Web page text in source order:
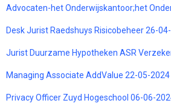
Advocaten-het Onderwijskantoor;het
Desk Jurist Raedshuys Risicobeheer 26-
Jurist Duurzame Hypotheken ASR
Managing Associate AddValue 22-05-2024
Privacy Officer Zuyd Hogeschool 06-06-